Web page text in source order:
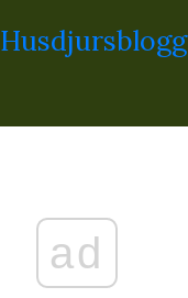
Husdjursblogg
ad